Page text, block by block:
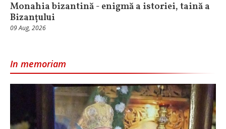
Monahia bizantină - enigmă a istoriei, taină a
Bizanțului
09 Aug, 2026
In memoriam